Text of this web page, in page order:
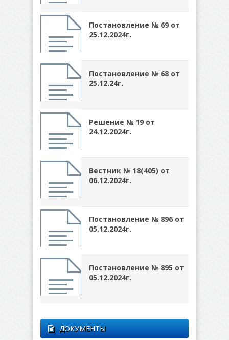
Постановление № 69 от
25.12.2024г.
Постановление № 68 от
25.12.24г.
Решение № 19 от
24.12.2024г.
Вестник № 18(405) от
06.12.2024г.
Постановление № 896 от
05.12.2024г.
Постановление № 895 от
05.12.2024г.
ДОКУМЕНТЫ